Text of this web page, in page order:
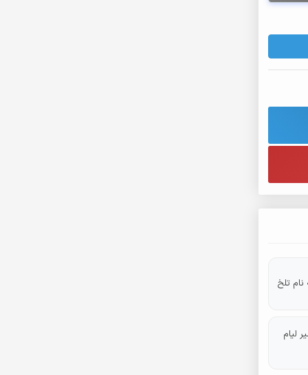
نام تلخ
لیام